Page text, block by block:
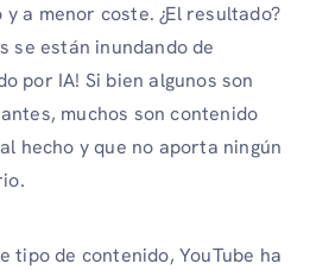
a menor coste. ¿El resultado?
se están inundando de
por IA! Si bien algunos son
muchos son contenido
hecho y que no aporta ningún
tipo de contenido, YouTube ha